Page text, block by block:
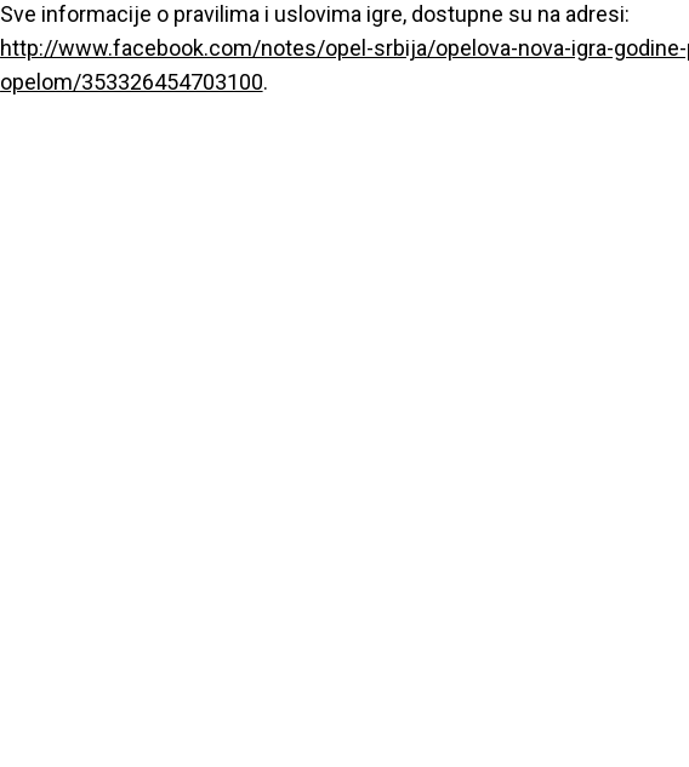
Sve informacije o pravilima i uslovima igre, dostupne su na adresi:
http://www.facebook.com/notes/opel-srbija/opelova-nova-igra-
opelom/353326454703100.